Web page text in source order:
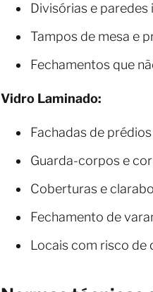
Divisórias e paredes
Tampos de mesa e
Fechamentos que
Vidro Laminado:
Fachadas de prédios
Guarda-corpos e
Coberturas e
Fechamento de
Locais com risco de